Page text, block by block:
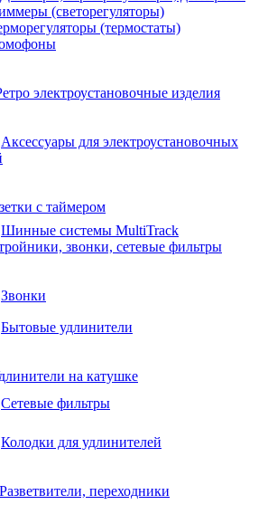
(светорегуляторы)
(термостаты)
электроустановочные изделия
Аксессуары для электроустановочных
с таймером
Шинные системы MultiTrack
звонки, сетевые фильтры
Звонки
Бытовые удлинители
на катушке
Сетевые фильтры
Колодки для удлинителей
Разветвители, переходники